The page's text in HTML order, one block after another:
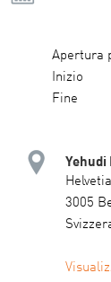
Apertura
Inizio
Fine
3005